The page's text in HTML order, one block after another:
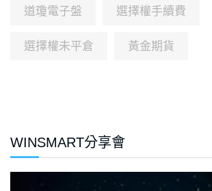
道瓊電子盤 選擇權手續費
選擇權未平倉 黃金期貨
WINSMART分享會